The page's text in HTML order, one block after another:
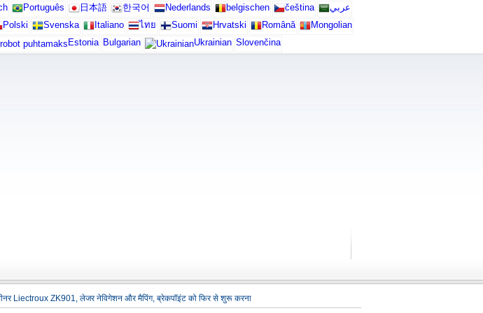
Português 日本語 한국어 Nederlands belgischen čeština
عربي
Polski Svenska Italiano ไทย Suomi Hrvatski Română
Mongolian
Estonia Bulgarian Ukrainian Slovenčina
Liectroux ZK901, लेजर नेविगेशन और मैपिंग, ब्रेकपॉइंट को फिर से शुरू करना